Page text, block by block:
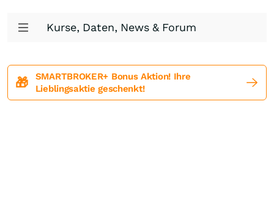
Kurse, Daten, News & Forum
🎁
SMARTBROKER+ Bonus Aktion! Ihre
Lieblingsaktie geschenkt!